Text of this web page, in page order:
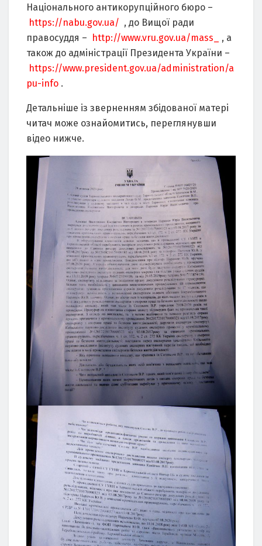
Національного антикорупційного бюро –
https://nabu.gov.ua/ , до Вищої ради
правосуддя –
http://www.vru.gov.ua/mass_
, а
також до адміністрації Президента України –
https://www.president.gov.ua/administration/a
pu-info .
Детальніше із зверненням збідованої матері
читач може ознайомитись, переглянувши
відео нижче.